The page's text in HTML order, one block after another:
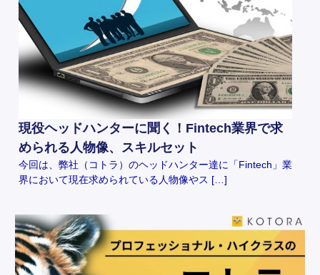
現役ヘッドハンターに聞く！Fintech業界で求
められる人物像、スキルセット
今回は、弊社（コトラ）のヘッドハンター達に「Fintech」業
界において現在求められている人物像やス […]